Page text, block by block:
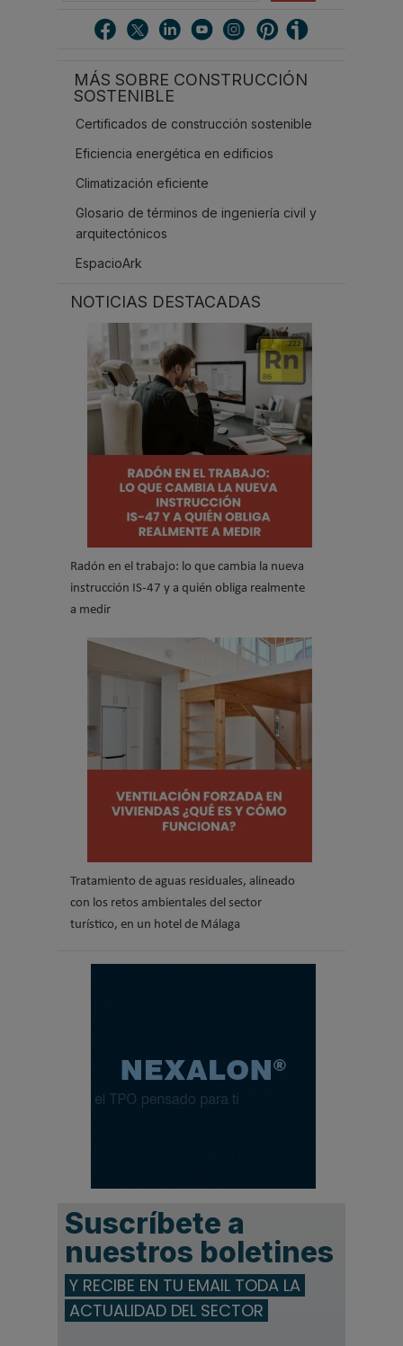
MÁS SOBRE CONSTRUCCIÓN
SOSTENIBLE
Certificados de construcción sostenible
Eficiencia energética en edificios
Climatización eficiente
Glosario de términos de ingeniería civil y
arquitectónicos
EspacioArk
NOTICIAS DESTACADAS
Radón en el trabajo: lo que cambia la nueva
instrucción IS-47 y a quién obliga realmente
a medir
Tratamiento de aguas residuales, alineado
con los retos ambientales del sector
turístico, en un hotel de Málaga
Suscríbete a
nuestros boletines
Y RECIBE EN TU EMAIL TODA LA
ACTUALIDAD DEL SECTOR